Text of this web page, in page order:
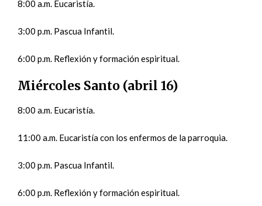
8:00 a.m. Eucaristía.
3:00 p.m. Pascua Infantil.
6:00 p.m. Reflexión y formación espiritual.
Miércoles Santo (abril 16)
8:00 a.m. Eucaristía.
11:00 a.m. Eucaristía con los enfermos de la parroquia.
3:00 p.m. Pascua Infantil.
6:00 p.m. Reflexión y formación espiritual.